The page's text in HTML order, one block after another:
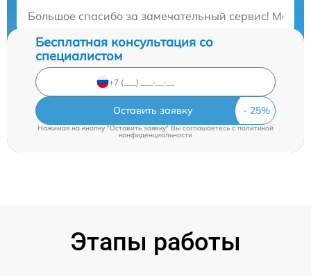
Большое спасибо за замечательный сервис!
Бесплатная консультация со
специалистом
Оставить заявку
Нажимая на кнопку "Оставить заявку" Вы соглашаетесь cполитикой
конфиденциальности
Этапы работы